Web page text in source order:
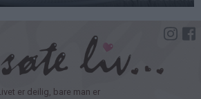
er deilig, bare man er